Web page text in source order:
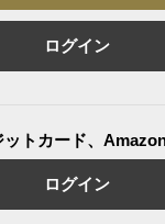
ログイン
ットカード、
ログイン